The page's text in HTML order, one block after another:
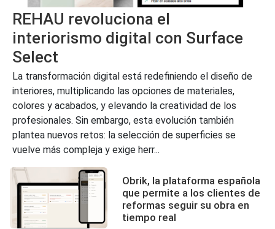
REHAU revoluciona el
interiorismo digital con Surface
Select
La transformación digital está redefiniendo el diseño de
interiores, multiplicando las opciones de materiales,
colores y acabados, y elevando la creatividad de los
profesionales. Sin embargo, esta evolución también
plantea nuevos retos: la selección de superficies se
vuelve más compleja y exige herr...
Obrik, la plataforma española
que permite a los clientes de
reformas seguir su obra en
tiempo real